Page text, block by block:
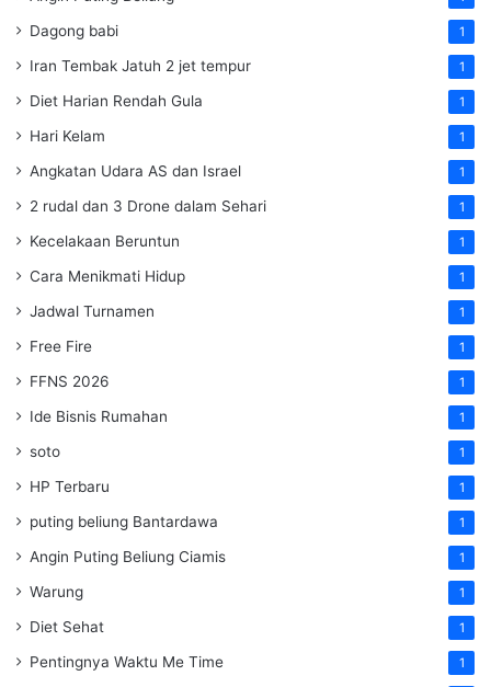
Dagong babi 1
Iran Tembak Jatuh 2 jet tempur 1
Diet Harian Rendah Gula 1
Hari Kelam 1
Angkatan Udara AS dan Israel 1
2 rudal dan 3 Drone dalam Sehari 1
Kecelakaan Beruntun 1
Cara Menikmati Hidup 1
Jadwal Turnamen 1
Free Fire 1
FFNS 2026 1
Ide Bisnis Rumahan 1
soto 1
HP Terbaru 1
puting beliung Bantardawa 1
Angin Puting Beliung Ciamis 1
Warung 1
Diet Sehat 1
Pentingnya Waktu Me Time 1